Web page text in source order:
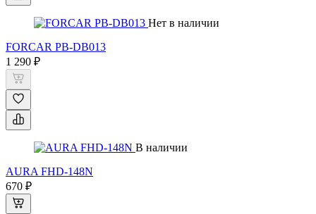
Нет в наличии
FORCAR PB-DB013
1 290 ₽
В наличии
AURA FHD-148N
670 ₽